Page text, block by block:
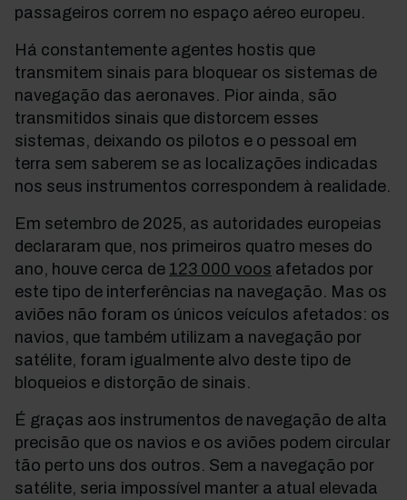
passageiros correm no espaço aéreo europeu.
Há constantemente agentes hostis que
transmitem sinais para bloquear os sistemas de
navegação das aeronaves. Pior ainda, são
transmitidos sinais que distorcem esses
sistemas, deixando os pilotos e o pessoal em
terra sem saberem se as localizações indicadas
nos seus instrumentos correspondem à realidade.
Em setembro de 2025, as autoridades europeias
declararam que, nos primeiros quatro meses do
ano, houve cerca de 123 000 voos afetados por
este tipo de interferências na navegação. Mas os
aviões não foram os únicos veículos afetados: os
navios, que também utilizam a navegação por
satélite, foram igualmente alvo deste tipo de
bloqueios e distorção de sinais.
É graças aos instrumentos de navegação de alta
precisão que os navios e os aviões podem circular
tão perto uns dos outros. Sem a navegação por
satélite, seria impossível manter a atual elevada